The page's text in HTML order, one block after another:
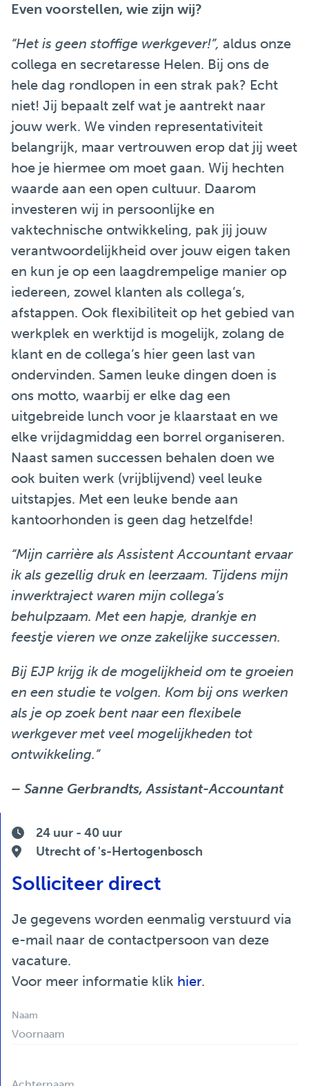
Even voorstellen, wie zijn wij?
“Het is geen stoffige werkgever!”, aldus onze
collega en secretaresse Helen. Bij ons de
hele dag rondlopen in een strak pak? Echt
niet! Jij bepaalt zelf wat je aantrekt naar
jouw werk. We vinden representativiteit
belangrijk, maar vertrouwen erop dat jij weet
hoe je hiermee om moet gaan. Wij hechten
waarde aan een open cultuur. Daarom
investeren wij in persoonlijke en
vaktechnische ontwikkeling, pak jij jouw
verantwoordelijkheid over jouw eigen taken
en kun je op een laagdrempelige manier op
iedereen, zowel klanten als collega’s,
afstappen. Ook flexibiliteit op het gebied van
werkplek en werktijd is mogelijk, zolang de
klant en de collega’s hier geen last van
ondervinden. Samen leuke dingen doen is
ons motto, waarbij er elke dag een
uitgebreide lunch voor je klaarstaat en we
elke vrijdagmiddag een borrel organiseren.
Naast samen successen behalen doen we
ook buiten werk (vrijblijvend) veel leuke
uitstapjes. Met een leuke bende aan
kantoorhonden is geen dag hetzelfde!
“Mijn carrière als Assistent Accountant ervaar
ik als gezellig druk en leerzaam. Tijdens mijn
inwerktraject waren mijn collega’s
behulpzaam. Met een hapje, drankje en
feestje vieren we onze zakelijke successen.
Bij EJP krijg ik de mogelijkheid om te groeien
en een studie te volgen. Kom bij ons werken
als je op zoek bent naar een flexibele
werkgever met veel mogelijkheden tot
ontwikkeling.”
– Sanne Gerbrandts, Assistant-Accountant
24 uur - 40 uur
Utrecht of 's-Hertogenbosch
Solliciteer direct
Je gegevens worden eenmalig verstuurd via
e-mail naar de contactpersoon van deze
vacature.
Voor meer informatie klik hier.
Naam